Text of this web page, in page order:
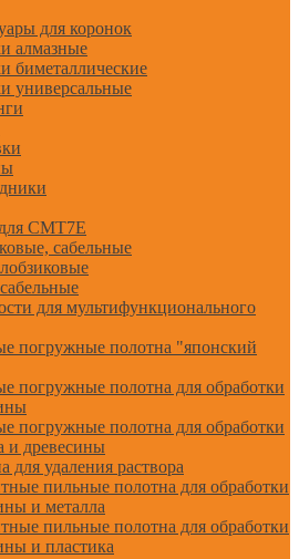
для коронок
алмазные
биметаллические
универсальные
CMT7E
сабельные
для мультифункционального
погружные полотна "японский
погружные полотна для обработки
погружные полотна для обработки
и древесины
для удаления раствора
пильные полотна для обработки
и металла
пильные полотна для обработки
и пластика